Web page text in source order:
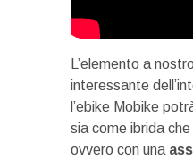
L’elemento a
interessante
l’ebike Mobike
sia come ibrida
ovvero con una